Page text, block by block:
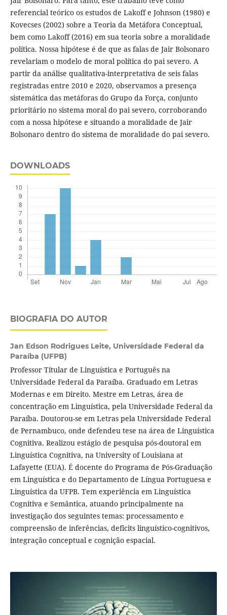
referencial teórico os estudos de Lakoff e Johnson (1980) e
Kovecses (2002) sobre a Teoria da Metáfora Conceptual,
bem como Lakoff (2016) em sua teoria sobre a moralidade
política. Nossa hipótese é de que as falas de Jair Bolsonaro
revelariam o modelo de moral política do pai severo. A
partir da análise qualitativa-interpretativa de seis falas
registradas entre 2010 e 2020, observamos a presença
sistemática das metáforas do Grupo da Força, conjunto
prioritário no sistema moral do pai severo, corroborando
com a nossa hipótese e situando a moralidade de Jair
Bolsonaro dentro do sistema de moralidade do pai severo.
DOWNLOADS
BIOGRAFIA DO AUTOR
Jan Edson Rodrigues Leite, Universidade Federal da
Paraíba (UFPB)
Professor Titular de Linguística e Português na
Universidade Federal da Paraíba. Graduado em Letras
Modernas e em Direito. Mestre em Letras, área de
concentração em Linguística, pela Universidade Federal da
Paraíba. Doutorou-se em Letras pela Universidade Federal
de Pernambuco, onde defendeu tese na área de Linguística
Cognitiva. Realizou estágio de pesquisa pós-doutoral em
Linguística Cognitiva, na University of Louisiana at
Lafayette (EUA). É docente do Programa de Pós-Graduação
em Linguística e do Departamento de Língua Portuguesa e
Linguística da UFPB. Tem experiência em Linguística
Cognitiva e Semântica, atuando principalmente na
investigação dos seguintes temas: processamento e
compreensão de inferências, deficits linguístico-cognitivos,
integração conceptual e cognição espacial.